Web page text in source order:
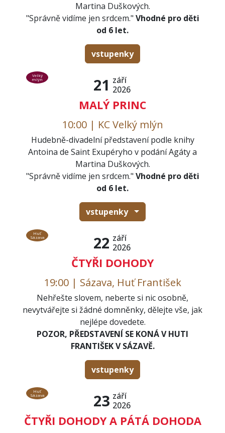
Martina Duškových.
"Správně vidíme jen srdcem." Vhodné pro děti
od 6 let.
vstupenky
21 září
2026
MALÝ PRINC
Velký
mlýn
10:00 | KC Velký mlýn
Hudebně-divadelní představení podle knihy
Antoina de Saint Exupéryho v podání Agáty a
Martina Duškových.
"Správně vidíme jen srdcem." Vhodné pro děti
od 6 let.
vstupenky
22 září
2026
ČTYŘI DOHODY
Huť
Sázava
19:00 | Sázava, Huť František
Nehřešte slovem, neberte si nic osobně,
nevytvářejte si žádné domněnky, dělejte vše, jak
nejlépe dovedete.
POZOR, PŘEDSTAVENÍ SE KONÁ V HUTI
FRANTIŠEK V SÁZAVĚ.
vstupenky
23 září
2026
ČTYŘI DOHODY A PÁTÁ DOHODA
Huť
Sázava